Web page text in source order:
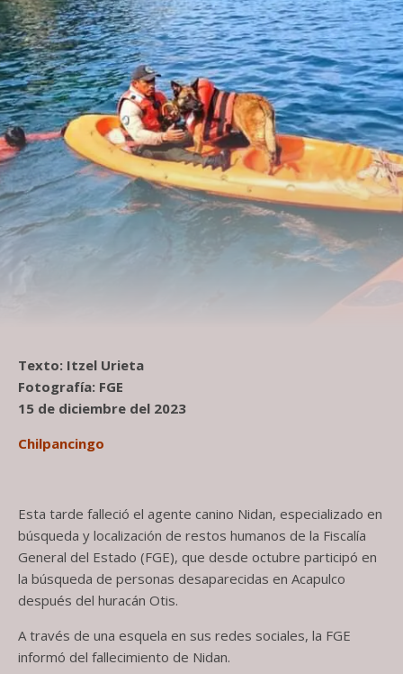
Texto: Itzel Urieta
Fotografía: FGE
15 de diciembre del 2023
Chilpancingo
Esta tarde falleció el agente canino Nidan, especializado en
búsqueda y localización de restos humanos de la Fiscalía
General del Estado (FGE), que desde octubre participó en
la búsqueda de personas desaparecidas en Acapulco
después del huracán Otis.
A través de una esquela en sus redes sociales, la FGE
informó del fallecimiento de Nidan.